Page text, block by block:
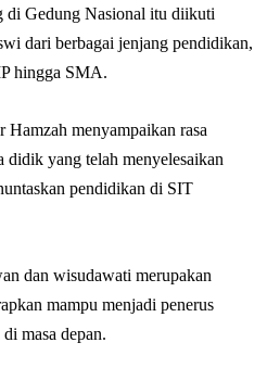
di Gedung Nasional itu diikuti
dari berbagai jenjang pendidikan,
hingga SMA.
Hamzah menyampaikan rasa
didik yang telah menyelesaikan
pendidikan di SIT
dan wisudawati merupakan
mampu menjadi penerus
masa depan.